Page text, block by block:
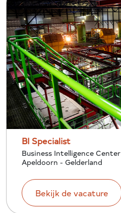
BI Specialist
Business Intelligence Center
Apeldoorn - Gelderland
Bekijk de vacature